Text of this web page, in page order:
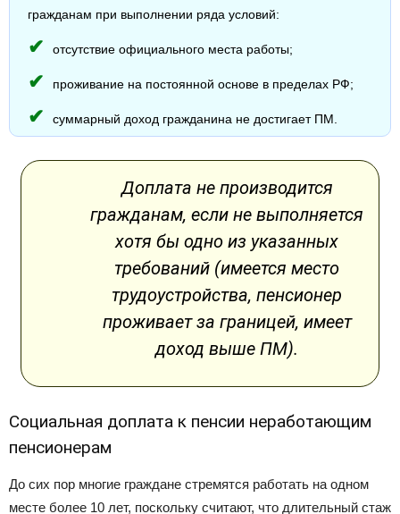
гражданам при выполнении ряда условий:
отсутствие официального места работы;
проживание на постоянной основе в пределах РФ;
суммарный доход гражданина не достигает ПМ.
Доплата не производится
гражданам, если не выполняется
хотя бы одно из указанных
требований (имеется место
трудоустройства, пенсионер
проживает за границей, имеет
доход выше ПМ).
Социальная доплата к пенсии неработающим
пенсионерам
До сих пор многие граждане стремятся работать на одном
месте более 10 лет, поскольку считают, что длительный стаж